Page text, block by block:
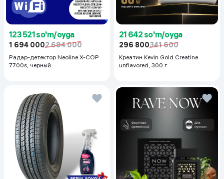
123 521 so'm/oyga
1 694 0002 694 000
Радар-детектор Neoline X-COP
7700s, черный
21 642 so'm/oyga
296 800341 600
Креатин Kevin Gold Creatine
unflavored, 300 г